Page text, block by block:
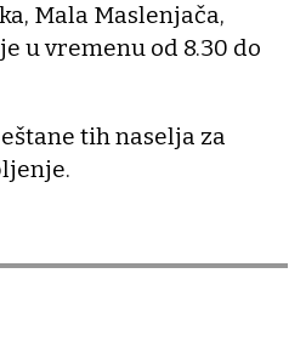
Mala Maslenjača,
u vremenu od 8.30 do
tih naselja za